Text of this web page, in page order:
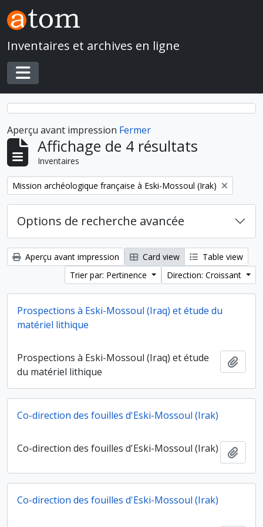
Skip to main content
Inventaires et archives en ligne
Toggle navigation
Aperçu avant impression Fermer
Affichage de 4 résultats
Inventaires
Remove filter:
Mission archéologique française à Eski-Mossoul (Irak)
Options de recherche avancée
Aperçu avant impression Card view
Table view
Trier par: Pertinence
Direction: Croissant
Prospections à Eski-Mossoul (Iraq) et étude du
matériel lithique
Prospections à Eski-Mossoul (Iraq) et étude
du matériel lithique
Co-direction des fouilles d'Eski-Mossoul (Irak)
Co-direction des fouilles d'Eski-Mossoul (Irak)
Co-direction des fouilles d'Eski-Mossoul (Irak)